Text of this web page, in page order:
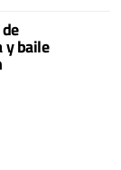
y baile